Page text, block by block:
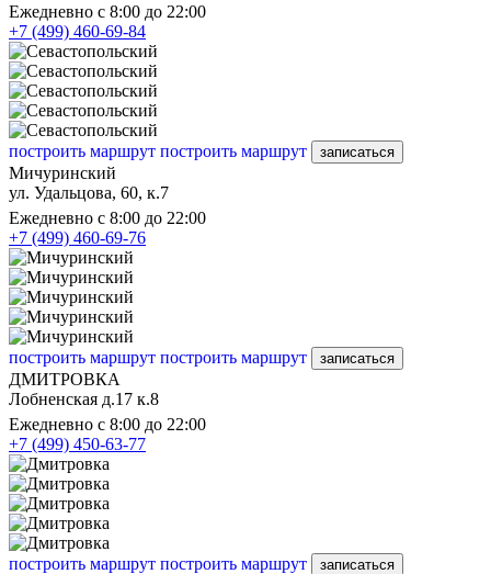
Ежедневно с 8:00 до 22:00
+7 (499) 460-69-84
построить маршрут построить маршрут записаться
Мичуринский
ул. Удальцова, 60, к.7
Ежедневно с 8:00 до 22:00
+7 (499) 460-69-76
построить маршрут построить маршрут записаться
ДМИТРОВКА
Лобненская д.17 к.8
Ежедневно с 8:00 до 22:00
+7 (499) 450-63-77
построить маршрут построить маршрут записаться